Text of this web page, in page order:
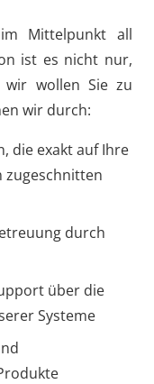
Mittelpunkt all
ist es nicht nur,
wollen Sie zu
wir durch:
die exakt auf Ihre
zugeschnitten
durch
über die
Systeme